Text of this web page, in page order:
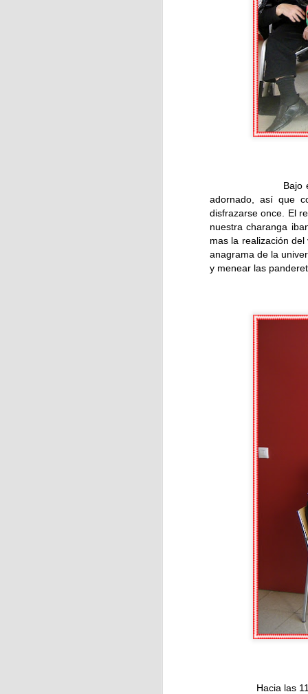
Bajo esta
adornado, así que
disfrazarse once. El
nuestra charanga
mas la realización
anagrama de la
y menear las
Hacia las 11:30